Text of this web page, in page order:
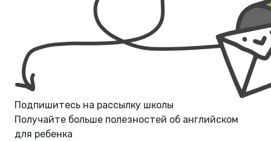
Подпишитесь на рассылку школы
Получайте больше полезностей об английском
для ребенка